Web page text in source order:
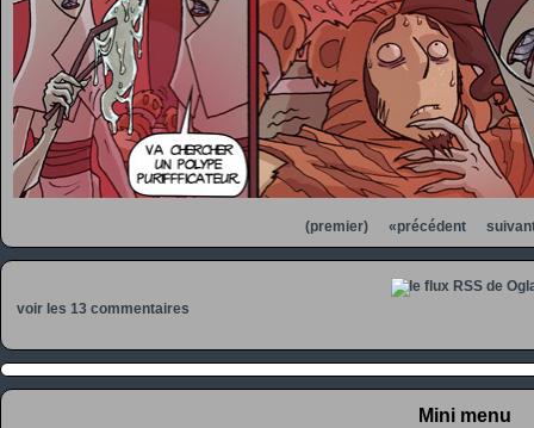
(premier) «précédent
voir les 13 commentaires
Mini menu